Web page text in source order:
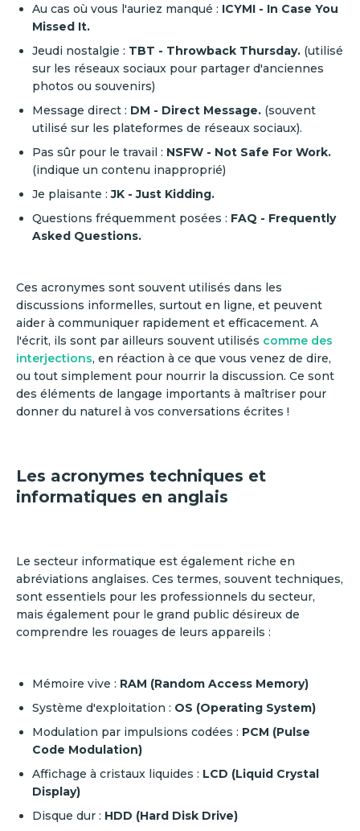
Au cas où vous l'auriez manqué : ICYMI - In Case You
Missed It.
Jeudi nostalgie : TBT - Throwback Thursday. (utilisé
sur les réseaux sociaux pour partager d'anciennes
photos ou souvenirs)
Message direct : DM - Direct Message. (souvent
utilisé sur les plateformes de réseaux sociaux).
Pas sûr pour le travail : NSFW - Not Safe For Work.
(indique un contenu inapproprié)
Je plaisante : JK - Just Kidding.
Questions fréquemment posées : FAQ - Frequently
Asked Questions.
Ces acronymes sont souvent utilisés dans les
discussions informelles, surtout en ligne, et peuvent
aider à communiquer rapidement et efficacement. A
l'écrit, ils sont par ailleurs souvent utilisés comme des
interjections, en réaction à ce que vous venez de dire,
ou tout simplement pour nourrir la discussion. Ce sont
des éléments de langage importants à maîtriser pour
donner du naturel à vos conversations écrites !
Les acronymes techniques et
informatiques en anglais
Le secteur informatique est également riche en
abréviations anglaises. Ces termes, souvent techniques,
sont essentiels pour les professionnels du secteur,
mais également pour le grand public désireux de
comprendre les rouages de leurs appareils :
Mémoire vive : RAM (Random Access Memory)
Système d'exploitation : OS (Operating System)
Modulation par impulsions codées : PCM (Pulse
Code Modulation)
Affichage à cristaux liquides : LCD (Liquid Crystal
Display)
Disque dur : HDD (Hard Disk Drive)